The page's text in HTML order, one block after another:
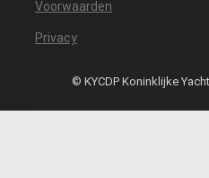
Voorwaarden
Privacy
© KYCDP Koninklijke